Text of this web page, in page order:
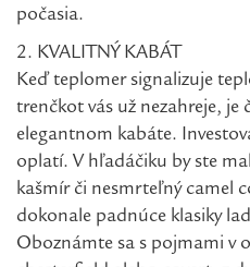
počasia.
2. KVALITNÝ KABÁT
Keď teplomer signalizuje
trenčkot vás už nezahreje,
elegantnom kabáte.
oplatí. V hľadáčiku by ste
kašmír či nesmrteľný camel
dokonale padnúce klasiky
Oboznámte sa s pojmami v